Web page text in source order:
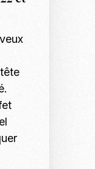
Formation